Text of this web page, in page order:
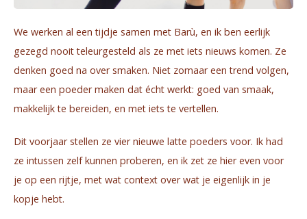
Waterkokers
Chocolade, granola en Drankpoeders
Koffie Kàn merch
Boeken
Gin
Ontbijt en Lunch
We werken al een tijdje samen met Barù, en ik ben eerlijk
gezegd nooit teleurgesteld als ze met iets nieuws komen. Ze
denken goed na over smaken. Niet zomaar een trend volgen,
maar een poeder maken dat écht werkt: goed van smaak,
makkelijk te bereiden, en met iets te vertellen.
Dit voorjaar stellen ze vier nieuwe latte poeders voor. Ik had
ze intussen zelf kunnen proberen, en ik zet ze hier even voor
je op een rijtje, met wat context over wat je eigenlijk in je
kopje hebt.